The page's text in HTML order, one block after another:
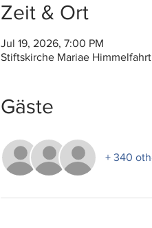
Zeit & Ort
Jul 19, 2026, 7:00 PM
Stiftskirche Mariae
Gäste
+ 340